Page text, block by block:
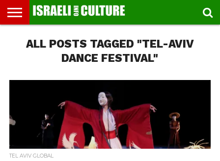
МУЗЕИ
СТРАНА
ФЕСТИВАЛЕЙ
ТЕАТР
КНИГИ.
ТЕКСТЫ
МУЗЫКА
РЕЛИГИЯ/
ИСТОРИЯ
ДВИЖЕНИЕ
ДЕТИ
ВЫХОДНОГО
МАРШРУТЫ
ПРОГУЛЬЩИКА
ВИДЕО-
РЕЧИ
ВПЕЧАТЛЕНИЯ
ВСТРЕЧИ
ИНТЕРВЬЮ
КИНО
TEL
AVIV
ALL POSTS TAGGED "TEL-AVIV
DANCE FESTIVAL"
TEL AVIV GLOBAL